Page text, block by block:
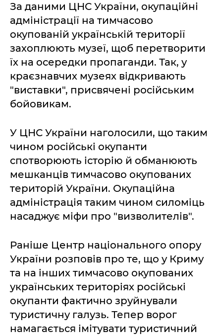
За даними ЦНС України, окупаційні
адміністрації на тимчасово
окупованій українській території
захоплюють музеї, щоб перетворити
їх на осередки пропаганди. Так, у
краєзнавчих музеях відкривають
"виставки", присвячені російським
бойовикам.
У ЦНС України наголосили, що таким
чином російські окупанти
спотворюють історію й обманюють
мешканців тимчасово окупованих
територій України. Окупаційна
адміністрація таким чином силоміць
насаджує міфи про "визволителів".
Раніше Центр національного опору
України розповів про те, що у Криму
та на інших тимчасово окупованих
українських територіях російські
окупанти фактично зруйнували
туристичну галузь. Тепер ворог
намагається імітувати туристичний